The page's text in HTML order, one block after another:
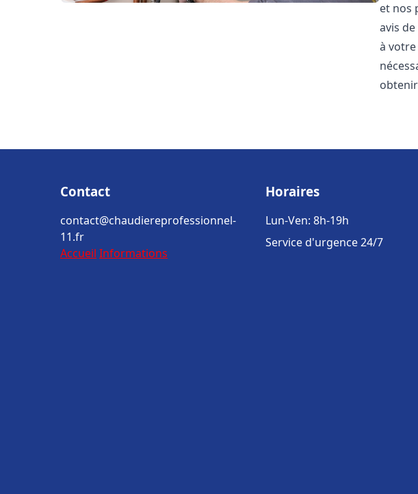
et nos
avis
à
Contact
contact@chaudiereprofessionnel-
11.fr
Accueil Informations
Horaires
Lun-Ven: 8h-19h
Service d'urgence 24/7